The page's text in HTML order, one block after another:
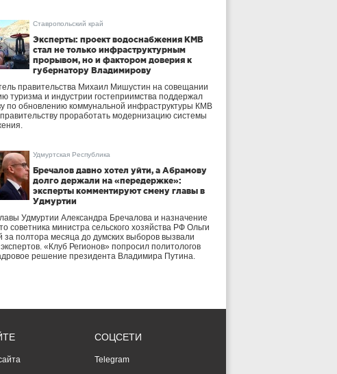
Ставропольский край
Эксперты: проект водоснабжения КМВ
стал не только инфраструктурным
прорывом, но и фактором доверия к
губернатору Владимирову
правительства Михаил Мишустин на совещании
туризма и индустрии гостеприимства поддержал
по обновлению коммунальной инфраструктуры КМВ
проработать модернизацию системы
Удмуртская Республика
Бречалов давно хотел уйти, а Абрамову
долго держали на «передержке»:
эксперты комментируют смену главы в
Удмуртии
Удмуртии Александра Бречалова и назначение
советника министра сельского хозяйства РФ Ольги
за полтора месяца до думских выборов вызвали
«Клуб Регионов» попросил политологов
решение президента Владимира Путина.
СОЦСЕТИ
Telegram